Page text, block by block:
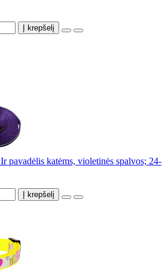
Į krepšelį
pavadėlis katėms, violetinės spalvos; 24-
Į krepšelį